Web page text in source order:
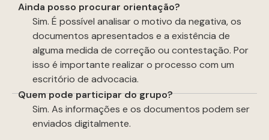
Ainda posso procurar orientação?
Sim. É possível analisar o motivo da negativa, os
documentos apresentados e a existência de
alguma medida de correção ou contestação. Por
isso é importante realizar o processo com um
escritório de advocacia.
Quem pode participar do grupo?
Sim. As informações e os documentos podem ser
enviados digitalmente.